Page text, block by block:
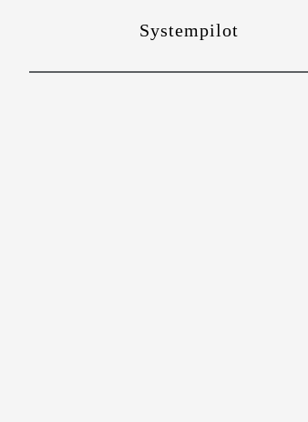
Systempilot